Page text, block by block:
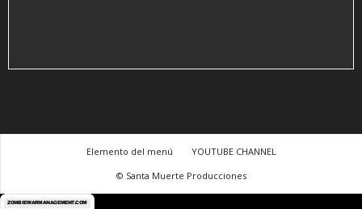
Elemento del menú
YOUTUBE CHANNEL
© Santa Muerte Producciones